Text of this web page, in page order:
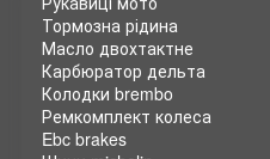
Тормозна рідина
Масло двохтактне
Карбюратор дельта
Колодки brembo
Ремкомплект колеса
Ebc brakes